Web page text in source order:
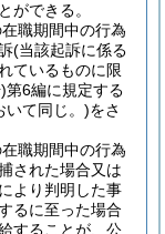
ができる。
職期間中の行為
(当該起訴に係る
ているものに限
第6編に規定する
いて同じ。)をさ
職期間中の行為
された場合又は
より判明した事
るに至った場合
することが、公